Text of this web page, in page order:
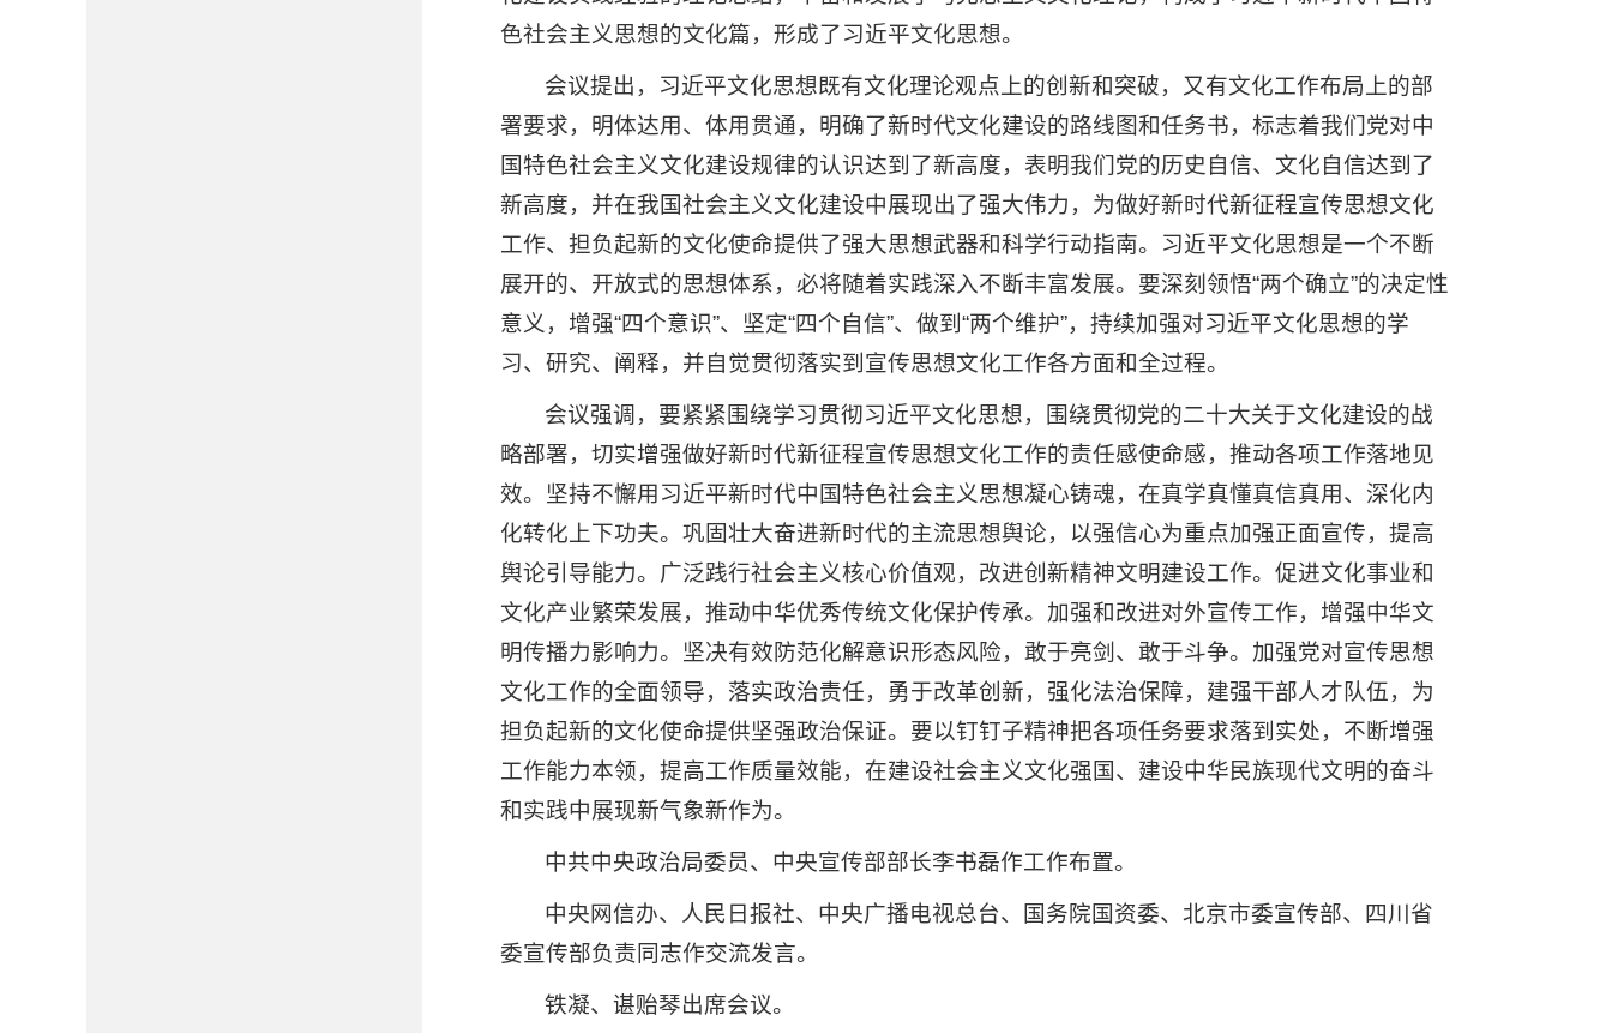
色社会主义思想的文化篇，形成了习近平文化思想。
会议提出，习近平文化思想既有文化理论观点上的创新和突破，又有文化工作布局上的部
署要求，明体达用、体用贯通，明确了新时代文化建设的路线图和任务书，标志着我们党对中
国特色社会主义文化建设规律的认识达到了新高度，表明我们党的历史自信、文化自信达到了
新高度，并在我国社会主义文化建设中展现出了强大伟力，为做好新时代新征程宣传思想文化
工作、担负起新的文化使命提供了强大思想武器和科学行动指南。习近平文化思想是一个不断
展开的、开放式的思想体系，必将随着实践深入不断丰富发展。要深刻领悟“两个确立”的决定性
意义，增强“四个意识”、坚定“四个自信”、做到“两个维护”，持续加强对习近平文化思想的学
习、研究、阐释，并自觉贯彻落实到宣传思想文化工作各方面和全过程。
会议强调，要紧紧围绕学习贯彻习近平文化思想，围绕贯彻党的二十大关于文化建设的战
略部署，切实增强做好新时代新征程宣传思想文化工作的责任感使命感，推动各项工作落地见
效。坚持不懈用习近平新时代中国特色社会主义思想凝心铸魂，在真学真懂真信真用、深化内
化转化上下功夫。巩固壮大奋进新时代的主流思想舆论，以强信心为重点加强正面宣传，提高
舆论引导能力。广泛践行社会主义核心价值观，改进创新精神文明建设工作。促进文化事业和
文化产业繁荣发展，推动中华优秀传统文化保护传承。加强和改进对外宣传工作，增强中华文
明传播力影响力。坚决有效防范化解意识形态风险，敢于亮剑、敢于斗争。加强党对宣传思想
文化工作的全面领导，落实政治责任，勇于改革创新，强化法治保障，建强干部人才队伍，为
担负起新的文化使命提供坚强政治保证。要以钉钉子精神把各项任务要求落到实处，不断增强
工作能力本领，提高工作质量效能，在建设社会主义文化强国、建设中华民族现代文明的奋斗
和实践中展现新气象新作为。
中共中央政治局委员、中央宣传部部长李书磊作工作布置。
中央网信办、人民日报社、中央广播电视总台、国务院国资委、北京市委宣传部、四川省
委宣传部负责同志作交流发言。
铁凝、谌贻琴出席会议。